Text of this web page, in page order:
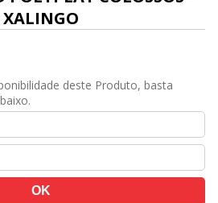
XALINGO
deste Produto, basta